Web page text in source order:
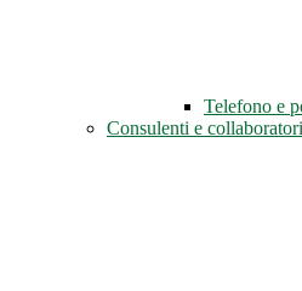
Telefono e
Consulenti e collaboratori